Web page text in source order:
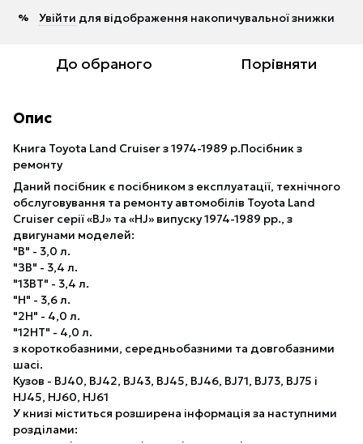
% Увійти для відображення накопичувальної знижки
До обраного Порівняти
Опис
Книга Toyota Land Cruiser з 1974-1989 р.Посібник з
ремонту
Даний посібник є посібником з експлуатації, технічного
обслуговування та ремонту автомобілів Toyota Land
Cruiser серії «BJ» та «HJ» випуску 1974-1989 рр., з
двигунами моделей:
"В" - 3,0 л.
"ЗВ" - 3,4 л.
"13ВТ" - 3,4 л.
"Н" - 3,6 л.
"2Н" - 4,0 л.
"12НТ" - 4,0 л.
з короткобазними, середньобазними та довгобазними
шасі.
Кузов - BJ40, BJ42, BJ43, BJ45, BJ46, BJ71, BJ73, BJ75 і
HJ45, HJ60, HJ61
У книзі міститься розширена інформація за наступними
розділами: